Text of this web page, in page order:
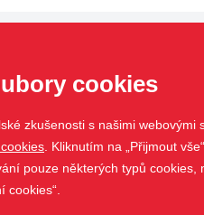
Markýzy
cookies
zkušenosti s našimi webovými
. Kliknutím na „Přijmout
pouze některých typů cookies,
cookies“.